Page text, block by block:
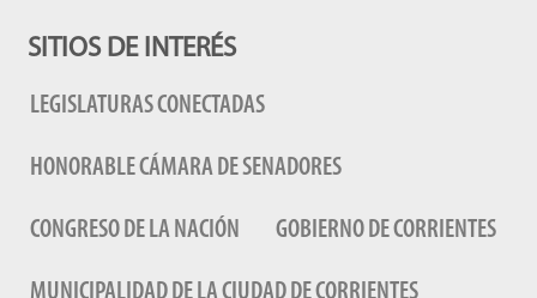
SITIOS DE INTERÉS
LEGISLATURAS CONECTADAS
HONORABLE CÁMARA DE SENADORES
CONGRESO DE LA NACIÓN GOBIERNO DE CORRIENTES